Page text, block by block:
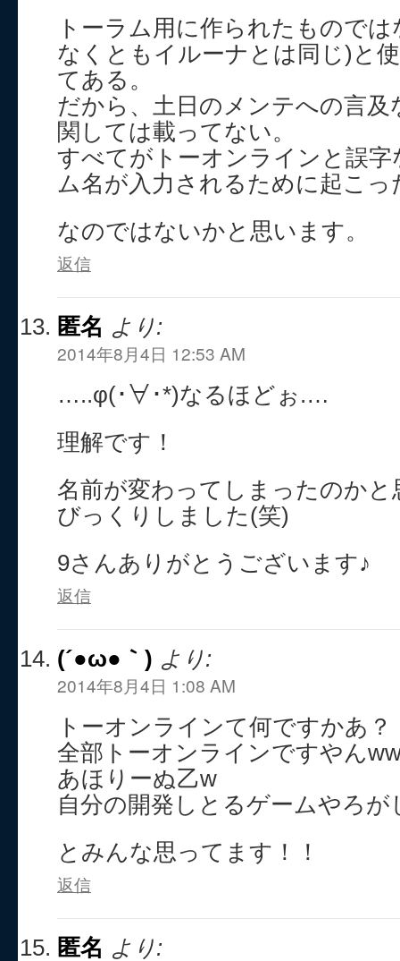
トーラム用に作られたもので
なくともイルーナとは同じ)と
てある。
だから、土日のメンテへの言
関しては載ってない。
すべてがトーオンラインと誤
ム名が入力されるために起こっ
なのではないかと思います。
返信
匿名 より:
2014年8月4日 12:53 AM
…..φ(･∀･*)なるほどぉ.…
理解です！
名前が変わってしまったのかと
びっくりしました(笑)
9さんありがとうございます♪
返信
(´●ω●｀) より:
2014年8月4日 1:08 AM
トーオンラインて何ですかあ？
全部トーオンラインですやん
あほりーぬ乙w
自分の開発しとるゲームやろ
とみんな思ってます！！
返信
匿名 より: